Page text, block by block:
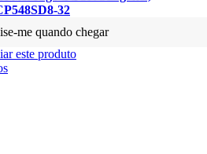
32
me quando chegar
este produto